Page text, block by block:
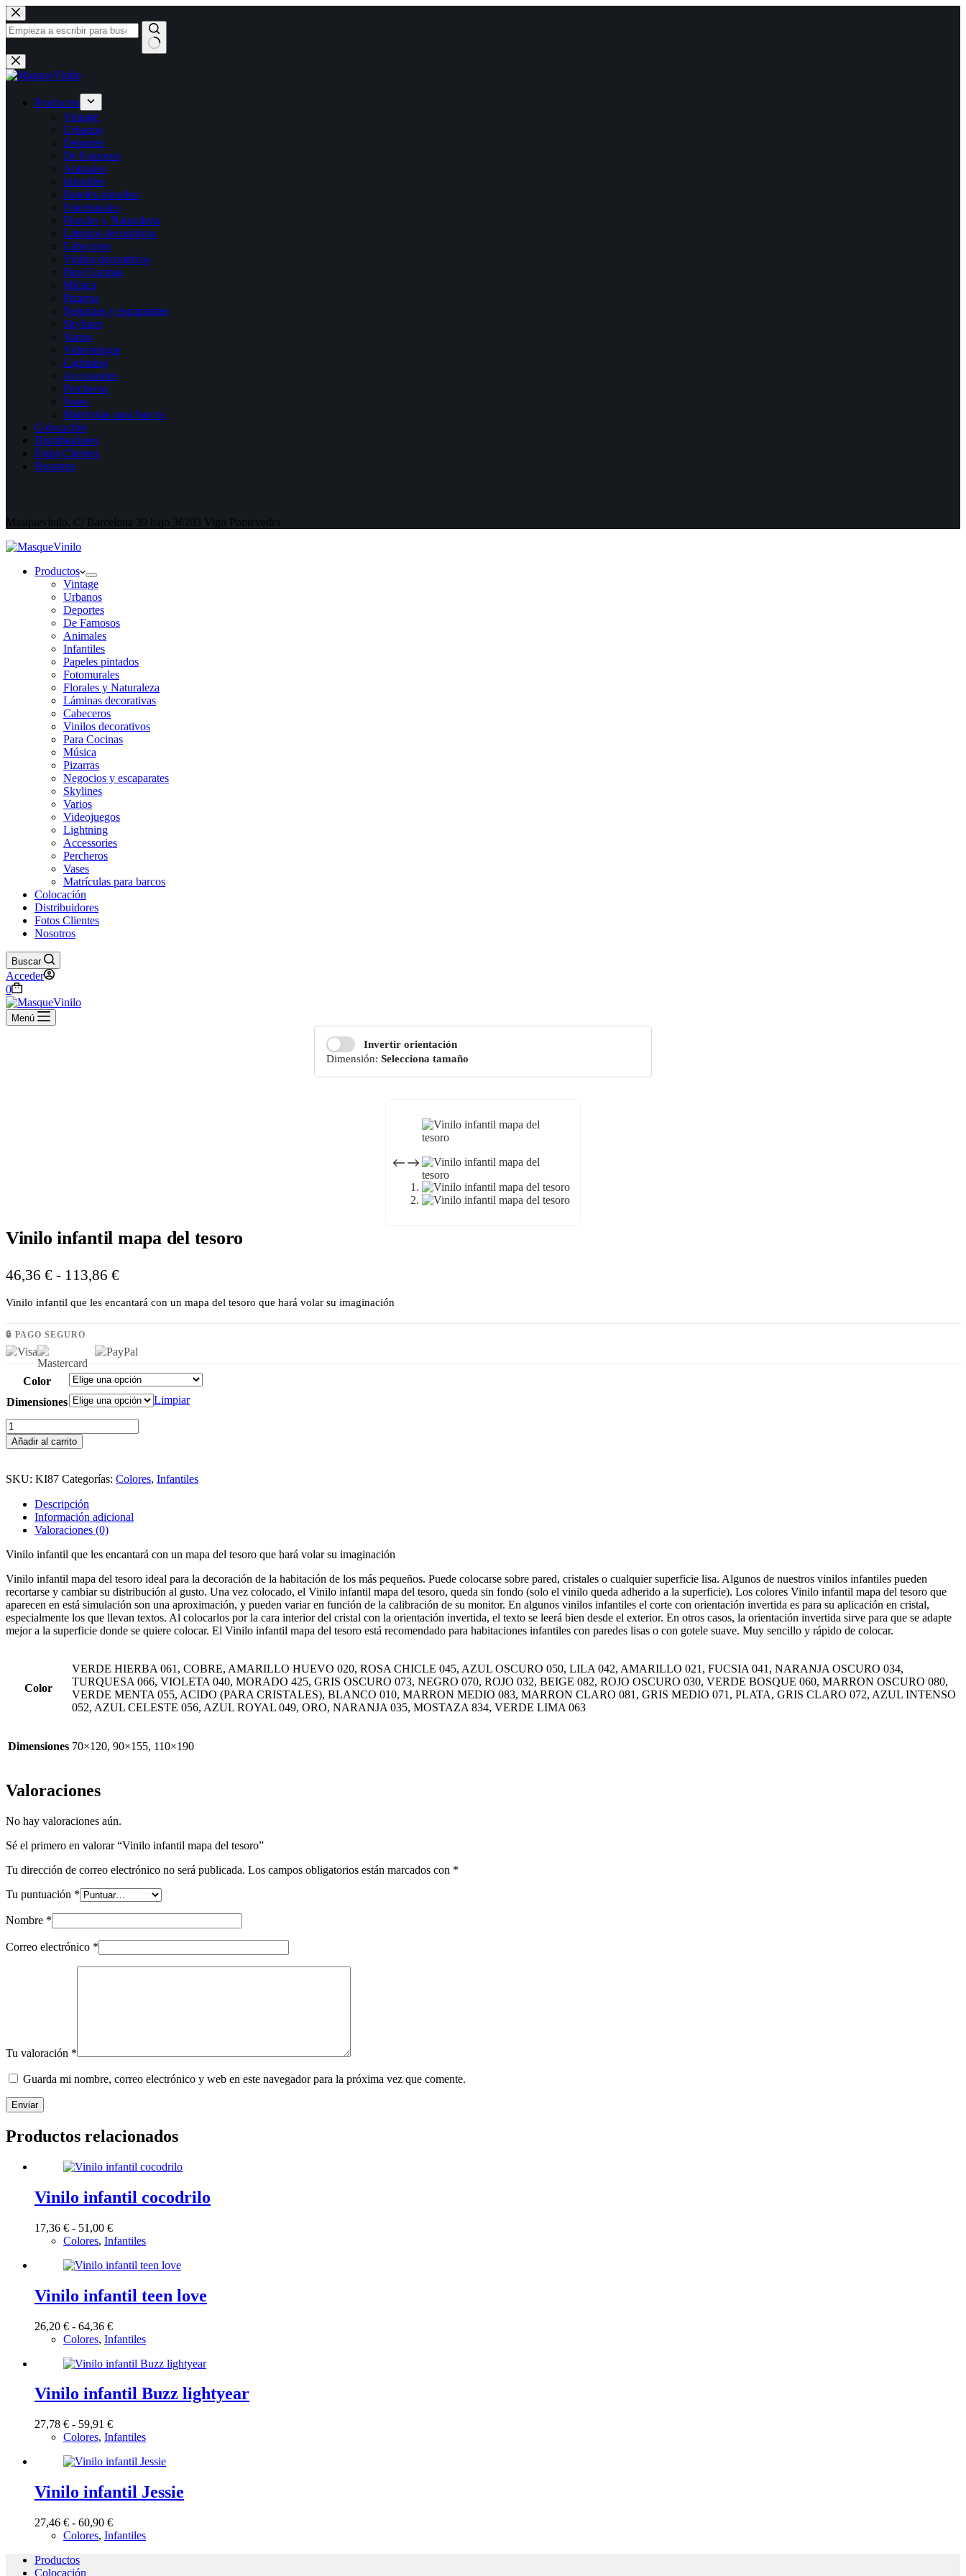
Saltar
al
contenido
Sin
resultados
Productos
Vintage
Urbanos
Deportes
De Famosos
Animales
Infantiles
Papeles pintados
Fotomurales
Florales y Naturaleza
Láminas decorativas
Cabeceros
Vinilos decorativos
Para Cocinas
Música
Pizarras
Negocios y escaparates
Skylines
Varios
Videojuegos
Lightning
Accessories
Percheros
Vases
Matrículas para barcos
Colocación
Distribuidores
Fotos Clientes
Nosotros
Masquevinilo, C/ Barcelona 39 bajo 36203 Vigo Pontevedra
Productos
Vintage
Urbanos
Deportes
De Famosos
Animales
Infantiles
Papeles pintados
Fotomurales
Florales y Naturaleza
Láminas decorativas
Cabeceros
Vinilos decorativos
Para Cocinas
Música
Pizarras
Negocios y escaparates
Skylines
Varios
Videojuegos
Lightning
Accessories
Percheros
Vases
Matrículas para barcos
Colocación
Distribuidores
Fotos Clientes
Nosotros
Buscar
Acceder
Carro
de
compra
0
Menú
Invertir orientación
Dimensión: Selecciona tamaño
Vinilo infantil mapa del tesoro
46,36 € - 113,86 €Rango
46,36 €
hasta
113,86 €
Vinilo infantil que les encantará con un mapa del tesoro que hará volar su imaginación
🔒 PAGO SEGURO
Color
Dimensiones
Limpiar
Vinilo
infantil
tesoro
Añadir al carrito
SKU: KI87 Categorías: Colores, Infantiles
Descripción
Información adicional
Valoraciones (0)
Vinilo infantil que les encantará con un mapa del tesoro que hará volar su imaginación
Vinilo infantil mapa del tesoro ideal para la decoración de la habitación de los más pequeños. Puede colocarse sobre pared, cristales o cualquier superficie lisa. Algunos de nuestros vinilos infantiles pueden
recortarse y cambiar su distribución al gusto. Una vez colocado, el Vinilo infantil mapa del tesoro, queda sin fondo (solo el vinilo queda adherido a la superficie). Los colores Vinilo infantil mapa del tesoro que
aparecen en está simulación son una aproximación, y pueden variar en función de la calibración de su monitor. En algunos vinilos infantiles el corte con orientación invertida es para su aplicación en cristal,
especialmente los que llevan textos. Al colocarlos por la cara interior del cristal con la orientación invertida, el texto se leerá bien desde el exterior. En otros casos, la orientación invertida sirve para que se adapte
mejor a la superficie donde se quiere colocar. El Vinilo infantil mapa del tesoro está recomendado para habitaciones infantiles con paredes lisas o con gotele suave. Muy sencillo y rápido de colocar.
Color
VERDE HIERBA 061, COBRE, AMARILLO HUEVO 020, ROSA CHICLE 045, AZUL OSCURO 050, LILA 042, AMARILLO 021, FUCSIA 041, NARANJA OSCURO 034,
TURQUESA 066, VIOLETA 040, MORADO 425, GRIS OSCURO 073, NEGRO 070, ROJO 032, BEIGE 082, ROJO OSCURO 030, VERDE BOSQUE 060, MARRON OSCURO 080,
VERDE MENTA 055, ACIDO (PARA CRISTALES), BLANCO 010, MARRON MEDIO 083, MARRON CLARO 081, GRIS MEDIO 071, PLATA, GRIS CLARO 072, AZUL INTENSO
052, AZUL CELESTE 056, AZUL ROYAL 049, ORO, NARANJA 035, MOSTAZA 834, VERDE LIMA 063
Dimensiones 70×120, 90×155, 110×190
Valoraciones
No hay valoraciones aún.
Sé el primero en valorar “Vinilo infantil mapa del tesoro”
Tu dirección de correo electrónico no será publicada. Los campos obligatorios están marcados con *
Tu puntuación *
Nombre *
Correo electrónico *
Tu valoración *
Guarda mi nombre, correo electrónico y web en este navegador para la próxima vez que comente.
Enviar
Productos relacionados
Vinilo infantil cocodrilo
17,36 € - 51,00 €Rango
de
desde
hasta
51,00 €
Colores, Infantiles
Vinilo infantil teen love
26,20 € - 64,36 €Rango
de
desde
hasta
64,36 €
Colores, Infantiles
Vinilo infantil Buzz lightyear
27,78 € - 59,91 €Rango
de
desde
hasta
59,91 €
Colores, Infantiles
Vinilo infantil Jessie
27,46 € - 60,90 €Rango
de
Colores, Infantiles
Productos
Colocación